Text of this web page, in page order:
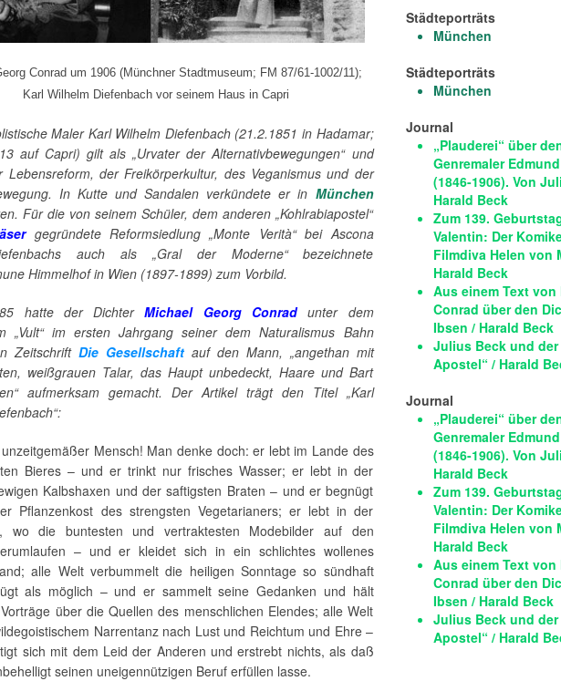
Conrad um 1906 (Münchner Stadtmuseum; FM 87/61-1002/11);
Karl Wilhelm Diefenbach vor seinem Haus in Capri
Maler Karl Wilhelm Diefenbach (21.2.1851 in Hadamar;
auf Capri) gilt als „Urvater der Alternativbewegungen“ und
Lebensreform, der Freikörperkultur, des Veganismus und der
In Kutte und Sandalen verkündete er in München
Für die von seinem Schüler, dem anderen „Kohlrabiapostel“
gegründete Reformsiedlung „Monte Verità“ bei Ascona
auch als „Gral der Moderne“ bezeichnete
Himmelhof in Wien (1897-1899) zum Vorbild.
hatte der DichterMichael Georg Conradunter dem
„Vult“ im ersten Jahrgang seiner dem Naturalismus Bahn
Zeitschrift Die Gesellschaftauf den Mann, „angethan mit
weißgrauen Talar, das Haupt unbedeckt, Haare und Bart
aufmerksam gemacht. Der Artikel trägt den Titel „Karl
unzeitgemäßer Mensch! Man denke doch: er lebt im Lande des
Bieres – und er trinkt nur frisches Wasser; er lebt in der
Kalbshaxen und der saftigsten Braten – und er begnügt
Pflanzenkost des strengsten Vegetarianers; er lebt in der
wo die buntesten und vertraktesten Modebilder auf den
– und er kleidet sich in ein schlichtes wollenes
alle Welt verbummelt die heiligen Sonntage so sündhaft
als möglich – und er sammelt seine Gedanken und hält
über die Quellen des menschlichen Elendes; alle Welt
Narrentanz nach Lust und Reichtum und Ehre –
sich mit dem Leid der Anderen und erstrebt nichts, als daß
seinen uneigennützigen Beruf erfüllen lasse.
Städteporträts
München
Städteporträts
München
Journal
„Plauderei“ über
Genremaler
(1846-1906). Von
Harald Beck
Zum 139.
Valentin: Der
Filmdiva Helen von
Harald Beck
Aus einem Text von
Conrad über den
Ibsen / Harald Beck
Julius Beck und
Apostel“ / Harald
Journal
„Plauderei“ über
Genremaler
(1846-1906). Von
Harald Beck
Zum 139.
Valentin: Der
Filmdiva Helen von
Harald Beck
Aus einem Text von
Conrad über den
Ibsen / Harald Beck
Julius Beck und
Apostel“ / Harald